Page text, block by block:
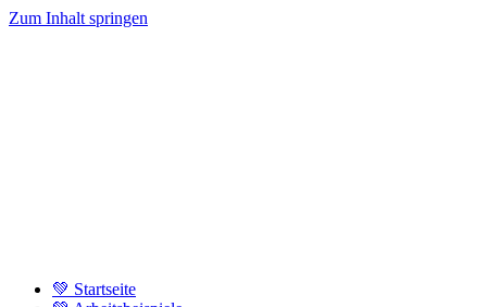
Zum Inhalt springen
💚 Startseite